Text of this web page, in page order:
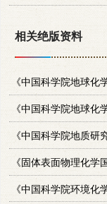
相关绝版资料
《中国科学院地球化
《中国科学院地质研
《中国科学院环境化